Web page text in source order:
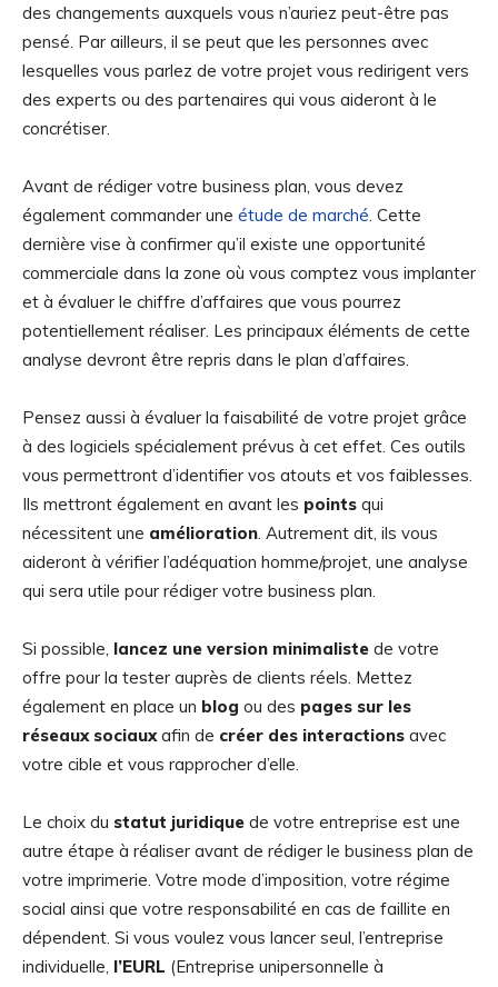
des changements auxquels vous n’auriez peut-être pas
pensé. Par ailleurs, il se peut que les personnes avec
lesquelles vous parlez de votre projet vous redirigent vers
des experts ou des partenaires qui vous aideront à le
concrétiser.
Avant de rédiger votre business plan, vous devez
également commander une étude de marché. Cette
dernière vise à confirmer qu’il existe une opportunité
commerciale dans la zone où vous comptez vous implanter
et à évaluer le chiffre d’affaires que vous pourrez
potentiellement réaliser. Les principaux éléments de cette
analyse devront être repris dans le plan d’affaires.
Pensez aussi à évaluer la faisabilité de votre projet grâce
à des logiciels spécialement prévus à cet effet. Ces outils
vous permettront d’identifier vos atouts et vos faiblesses.
Ils mettront également en avant les points qui
nécessitent une amélioration. Autrement dit, ils vous
aideront à vérifier l’adéquation homme/projet, une analyse
qui sera utile pour rédiger votre business plan.
Si possible, lancez une version minimaliste de votre
offre pour la tester auprès de clients réels. Mettez
également en place un blog ou des pages sur les
réseaux sociauxafin de créer des interactions avec
votre cible et vous rapprocher d’elle.
Le choix du statut juridique de votre entreprise est une
autre étape à réaliser avant de rédiger le business plan de
votre imprimerie. Votre mode d’imposition, votre régime
social ainsi que votre responsabilité en cas de faillite en
dépendent. Si vous voulez vous lancer seul, l’entreprise
individuelle, l’EURL (Entreprise unipersonnelle à